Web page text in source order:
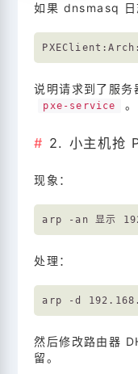
如果 dnsmasq 日
说明请求到了服
pxe-service 。
2. 小主机抢
现象：
处理：
然后修改路由器
留。